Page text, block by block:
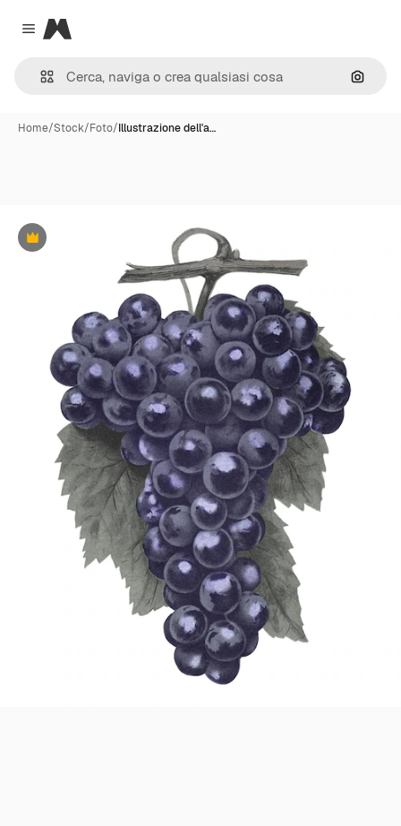
Close menu
Magnific
Cerca
Home/Stock/Foto/Illustrazione dell'a…
Premium